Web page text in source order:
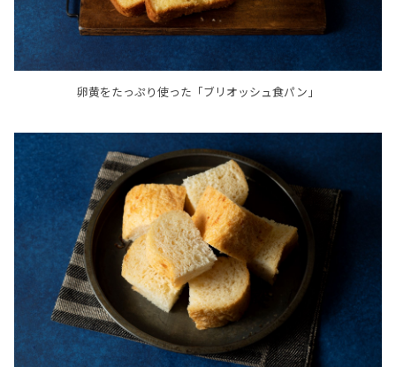
卵黄をたっぷり使った「ブリオッシュ食パン」